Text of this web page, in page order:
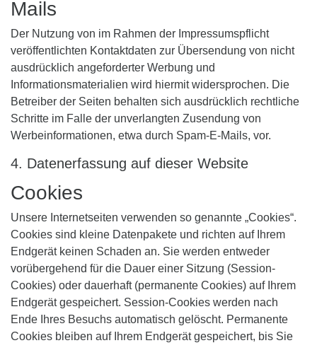
Mails
Der Nutzung von im Rahmen der Impressumspflicht
veröffentlichten Kontaktdaten zur Übersendung von nicht
ausdrücklich angeforderter Werbung und
Informationsmaterialien wird hiermit widersprochen. Die
Betreiber der Seiten behalten sich ausdrücklich rechtliche
Schritte im Falle der unverlangten Zusendung von
Werbeinformationen, etwa durch Spam-E-Mails, vor.
4. Datenerfassung auf dieser Website
Cookies
Unsere Internetseiten verwenden so genannte „Cookies“.
Cookies sind kleine Datenpakete und richten auf Ihrem
Endgerät keinen Schaden an. Sie werden entweder
vorübergehend für die Dauer einer Sitzung (Session-
Cookies) oder dauerhaft (permanente Cookies) auf Ihrem
Endgerät gespeichert. Session-Cookies werden nach
Ende Ihres Besuchs automatisch gelöscht. Permanente
Cookies bleiben auf Ihrem Endgerät gespeichert, bis Sie